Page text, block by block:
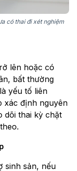
có thai đi xét nghiệm
lên hoặc có
bất thường
yếu tố liên
xác định nguyên
dõi thai kỳ chặt
sinh sản, nếu